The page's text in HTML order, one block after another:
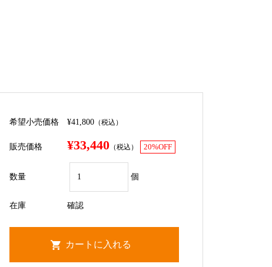
希望小売価格 ¥41,800（税込）
販売価格 ¥33,440（税込） 20%OFF
数量 個
在庫 確認